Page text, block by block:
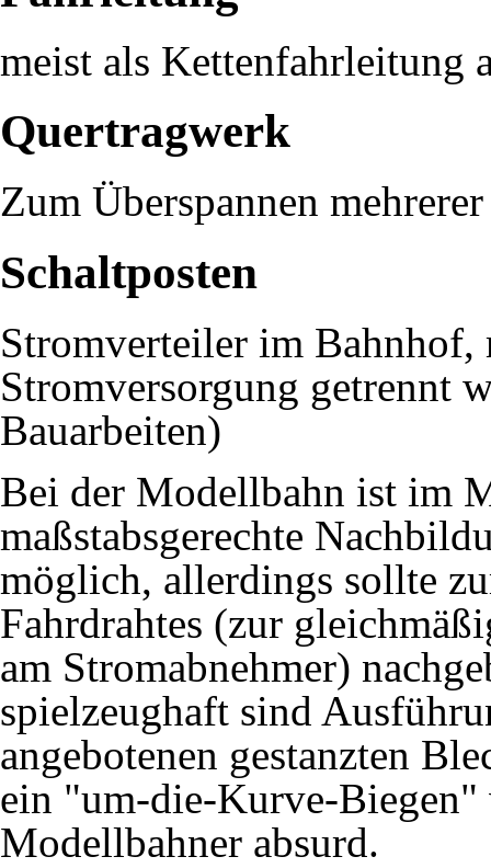
meist als Kettenfahrleitung
Quertragwerk
Zum Überspannen
Schaltposten
Stromverteiler im Bahnhof,
Stromversorgung getrennt
Bauarbeiten)
Bei der Modellbahn ist im
maßstabsgerechte
möglich, allerdings sollte
Fahrdrahtes (zur
am Stromabnehmer)
spielzeughaft sind
angebotenen gestanzten
ein "um-die-Kurve-
Modellbahner absurd.